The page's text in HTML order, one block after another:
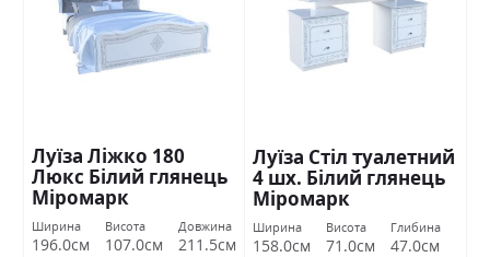
Луїза Ліжко 180
Люкс Білий глянець
Міромарк
Ширина
196.0см
Висота
107.0см
Довжина
211.5см
Луїза Стіл туалетний
4 шх. Білий глянець
Міромарк
Ширина
158.0см
Висота
71.0см
Глибина
47.0см